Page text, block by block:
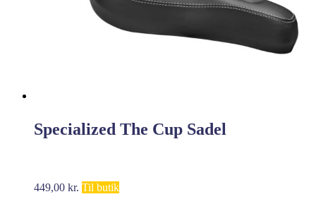
Specialized The Cup Sadel
449,00 kr. Til butik